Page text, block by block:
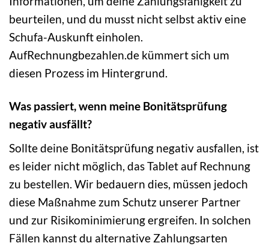
beurteilen, und du musst nicht selbst aktiv eine
Schufa-Auskunft einholen.
AufRechnungbezahlen.de kümmert sich um
diesen Prozess im Hintergrund.
Was passiert, wenn meine Bonitätsprüfung
negativ ausfällt?
Sollte deine Bonitätsprüfung negativ ausfallen, ist
es leider nicht möglich, das Tablet auf Rechnung
zu bestellen. Wir bedauern dies, müssen jedoch
diese Maßnahme zum Schutz unserer Partner
und zur Risikominimierung ergreifen. In solchen
Fällen kannst du alternative Zahlungsarten